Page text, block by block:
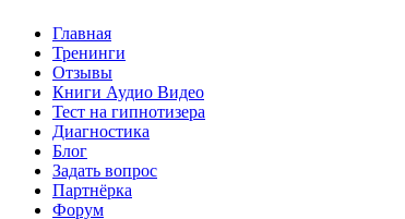
Главная
Тренинги
Отзывы
Книги Аудио Видео
Тест на гипнотизера
Диагностика
Блог
Задать вопрос
Партнёрка
Форум